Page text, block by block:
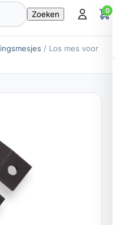
0
/ Los mes voor